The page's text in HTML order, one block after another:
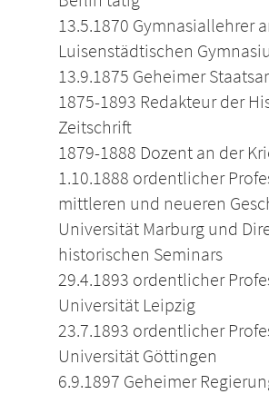
13.5.1870 Gymnasiallehrer
Luisenstädtischen
13.9.1875 Geheimer
1875-1893 Redakteur der
Zeitschrift
1879-1888 Dozent an der
1.10.1888 ordentlicher
mittleren und neueren
Universität Marburg und
historischen Seminars
29.4.1893 ordentlicher
Universität Leipzig
23.7.1893 ordentlicher
Universität Göttingen
6.9.1897 Geheimer